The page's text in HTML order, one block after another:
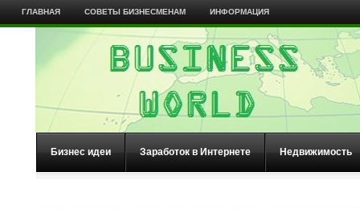
ГЛАВНАЯ СОВЕТЫ БИЗНЕСМЕНАМ ИНФОРМАЦИЯ
Бизнес идеи Заработок в Интернете Недвижимость